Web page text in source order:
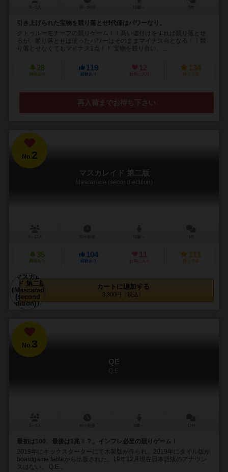
引き上げられた宝物を競り落とせ❗代価はパワーなり。
クトゥルーモチーフの競りゲーム！！高い値付けをすれば競り落とせ
るが、競り落とせば使ったパワーはそのままマイナス点となる！！競
り落とせなくてもマイナス1点！！ 宝物を競り合い、...
28
興味あり
119
経験あり
12
お気に入り
134
持ってる
再入荷までお待ち下さい
No.2
マスカレイド 第二版
Mascarade (second edition)
35
興味あり
104
経験あり
11
お気に入り
111
持ってる
カートに追加する
3,300円（税込）
No.3
QE
Q.E.
最初は100、最後は1兆！？。インフレ必至の競りゲーム！
2018年にキックスターターにて木製版が作られ、2019年にタイル版が
boardgame tableから出版された。19年12月現在日本語版のアナウン
スはない。 Q.E...